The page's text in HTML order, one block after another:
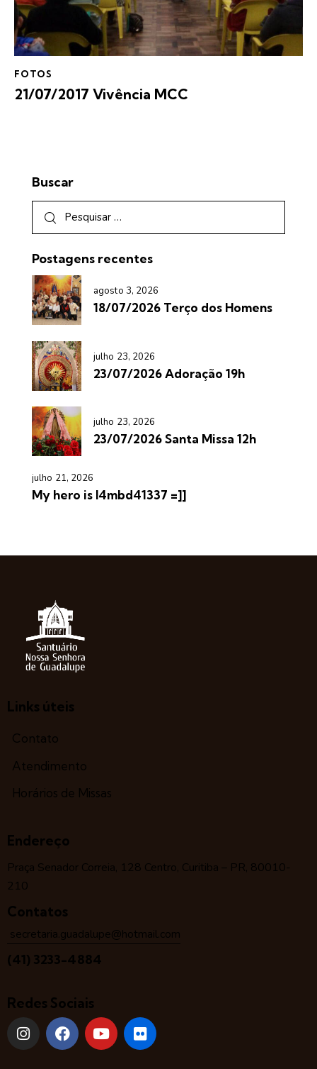
FOTOS
21/07/2017 Vivência MCC
Buscar
Postagens recentes
agosto 3, 2026
18/07/2026 Terço dos Homens
julho 23, 2026
23/07/2026 Adoração 19h
julho 23, 2026
23/07/2026 Santa Missa 12h
julho 21, 2026
My hero is l4mbd41337 =]]
Links úteis
Contato
Atendimento
Horários de Missas
Endereço
Praça Senador Correia, 128 Centro, Curitiba – PR, 80010-
210
Contatos
secretaria.guadalupe@hotmail.com
(41) 3233-4884
Redes Sociais